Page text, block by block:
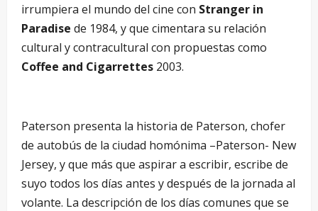
irrumpiera el mundo del cine con Stranger in
Paradise de 1984, y que cimentara su relación
cultural y contracultural con propuestas como
Coffee and Cigarrettes 2003.
Paterson presenta la historia de Paterson, chofer
de autobús de la ciudad homónima –Paterson- New
Jersey, y que más que aspirar a escribir, escribe de
suyo todos los días antes y después de la jornada al
volante. La descripción de los días comunes que se